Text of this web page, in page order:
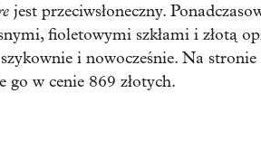
jest przeciwsłoneczny.
fioletowymi szkłami i złotą
i nowocześnie. Na stronie
go w cenie 869 złotych.